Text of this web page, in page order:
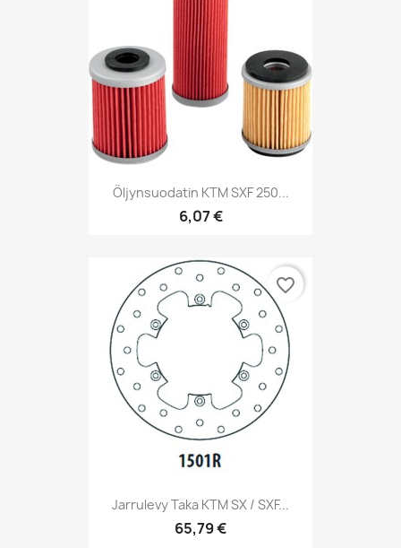
Öljynsuodatin KTM SXF 250...
6,07 €
Jarrulevy Taka KTM SX / SXF...
65,79 €
favorite_border